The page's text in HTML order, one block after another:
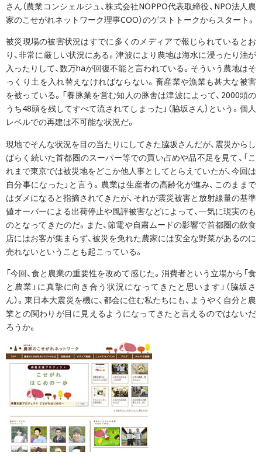
さん（農業コンシェルジュ、株式会社NOPPO代表取締役、NPO法人農
家のこせがれネットワーク理事COO）のゲストトークからスタート。
被災現場の被害状況はすでに多くのメディアで報じられているとお
り、非常に厳しい状況にある。津波により農地は海水に浸ったり油が
入ったりして、数万haが回復不能と言われている。そういう農地はそ
っくり土を入れ替えなければならない。畜産業や漁業も甚大な被害
を被っている。「養豚業を営む知人の豚舎は津波によって、2000頭の
うち48頭を残してすべて流されてしまった」（脇坂さん）という。個人
レベルでの再建は不可能な状況だ。
現地でそんな状況を目の当たりにしてきた脇坂さんだが、震災からし
ばらく続いた首都圏のスーパー等での買い占めや品不足を見て、「こ
れまで東京では被災地をどこか他人事としてとらえていたが、今回は
自分事になった」と言う。農業は生産者の高齢化が進み、このままで
はダメになると指摘されてきたが、それが震災被害と放射線量の基準
値オーバーによる出荷停止や風評被害などによって、一気に現実のも
のとなってきたのだ。また、節電や自粛ムードの影響で首都圏の飲食
店にはお客が集まらず、被災を免れた農家には安全な野菜があるのに
売れないということも起こっている。
「今回、食と農業の重要性を改めて感じた。消費者という立場から「食
と農業」に真摯に向き合う状況になってきたと思います」（脇坂さ
ん）。東日本大震災を機に、都会に住む私たちにも、ようやく自分と農
業との関わりが目に見えるようになってきたと言えるのではないだ
ろうか。